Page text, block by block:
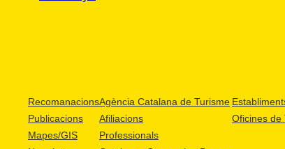
Recomanacions
Publicacions
Mapes/GIS
Agència Catalana de Turisme
Afiliacions
Professionals
Oficines de